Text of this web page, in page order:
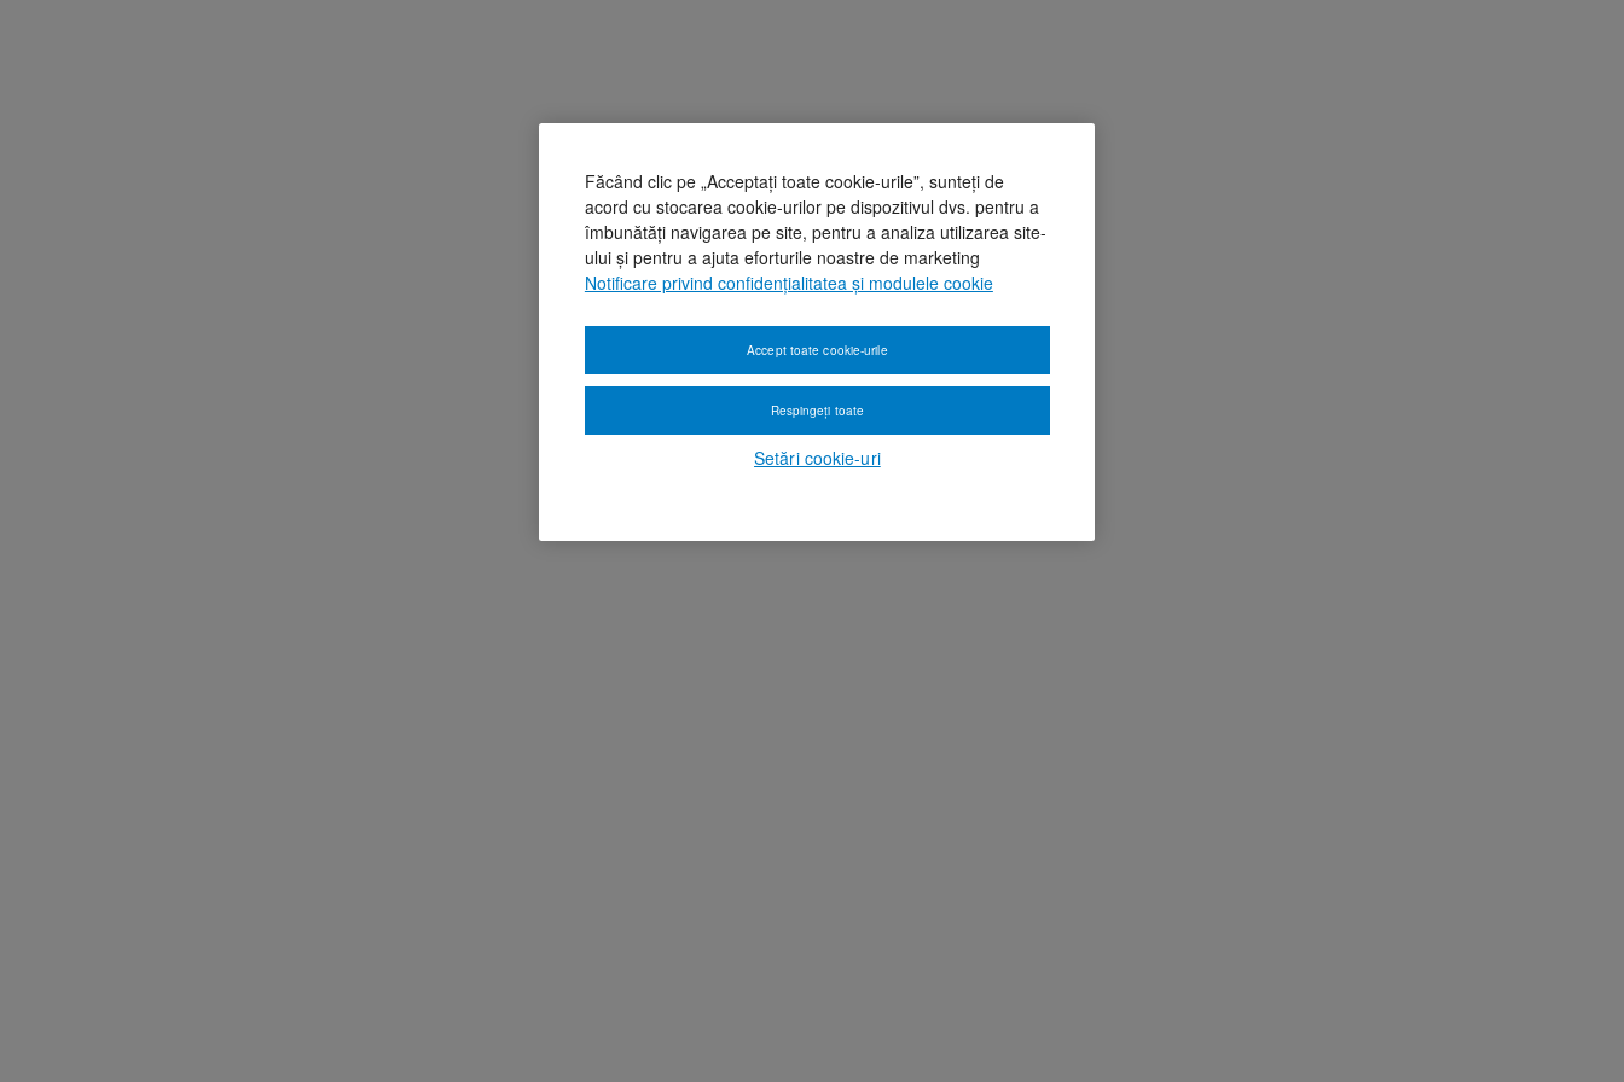
Făcând clic pe „Acceptați toate cookie-urile”, sunteți de
acord cu stocarea cookie-urilor pe dispozitivul dvs. pentru a
îmbunătăți navigarea pe site, pentru a analiza utilizarea site-
ului și pentru a ajuta eforturile noastre de marketing
Notificare privind confidențialitatea și modulele cookie
Setări cookie-uri
Respingeți toate
Accept toate cookie-urile